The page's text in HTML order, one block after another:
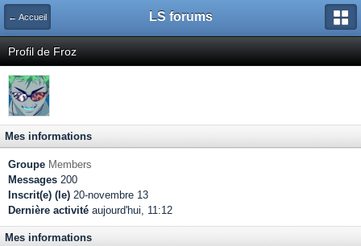
← Accueil LS forums
Profil de Froz
Mes informations
Groupe Members
Messages 200
Inscrit(e) (le) 20-novembre 13
Dernière activité aujourd'hui, 11:12
Mes informations